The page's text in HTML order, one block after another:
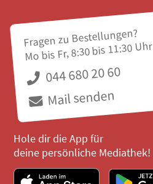
Fragen zu Bestellungen?
Mo bis Fr, 8:30 bis 11:30 Uhr
044 680 20 60
Mail senden
Hole dir die App für
deine persönliche Mediathek!